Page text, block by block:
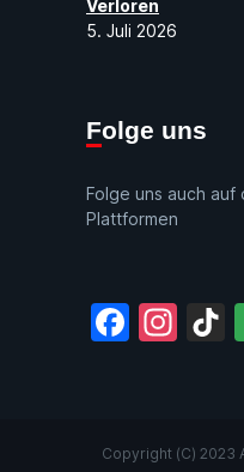
Verloren
5. Juli 2026
Folge uns
Folge uns auch auf
Plattformen
Copyright (C) 2023